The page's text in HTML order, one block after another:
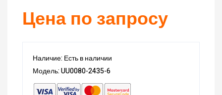
Цена по запросу
Наличие: Есть в наличии
Модель: UU0080-2435-6